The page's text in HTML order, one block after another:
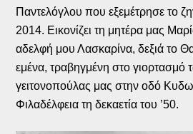
Παντελόγλου που εξεμέτρησε το
2014. Εικονίζει τη μητέρα μας
αδελφή μου Λασκαρίνα, δεξιά το
εμένα, τραβηγμένη στο γιορτασμό
γειτονοπούλας μας στην οδό
Φιλαδέλφεια τη δεκαετία του ’50.